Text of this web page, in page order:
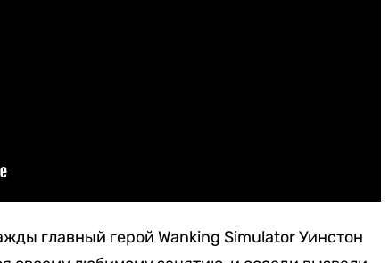
главный герой Wanking Simulator Уинстон